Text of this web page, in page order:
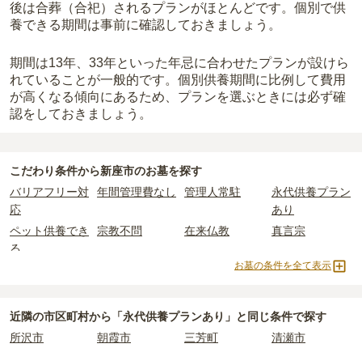
後は合葬（合祀）されるプランがほとんどです。個別で供
養できる期間は事前に確認しておきましょう。
期間は13年、33年といった年忌に合わせたプランが設けら
れていることが一般的です。 個別供養期間に比例して費用
が高くなる傾向にあるため、プランを選ぶときには必ず確
認をしておきましょう。
こだわり条件から新座市のお墓を探す
バリアフリー対
応
年間管理費なし 管理人常駐
永代供養プラン
あり
ペット供養でき
る
宗教不問 在来仏教 真言宗
永代供養墓
公営霊園
3人用区画あり
お墓の条件を全て表示
近隣の市区町村から 「永代供養プランあり」と 同じ条件で探す
所沢市
朝霞市 三芳町
清瀬市